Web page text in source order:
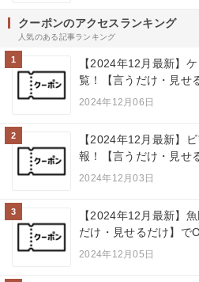
クーポンのアクセスランキング
人気のある記事ランキング
1
【2024年12月最新】
覧！【言うだけ・見せ
2024年12月06日
2
【2024年12月最新】
報！【言うだけ・見せ
2024年12月03日
3
【2024年12月最新】
だけ・見せるだけ】で
2024年12月05日